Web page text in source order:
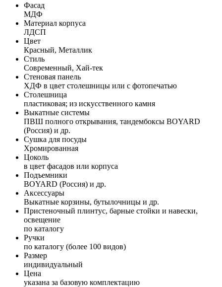
Фасад
МДФ
Материал корпуса
ЛДСП
Цвет
Красный, Металлик
Стиль
Современный, Хай-тек
Стеновая панель
ХДФ в цвет столешницы или с фотопечатью
Столешница
пластиковая; из искусственного камня
Выкатные системы
ПВШ полного открывания, тандембоксы BOYARD
(Россия) и др.
Сушка для посуды
Хромированная
Цоколь
в цвет фасадов или корпуса
Подъемники
BOYARD (Россия) и др.
Аксессуары
Выкатные корзины, бутылочницы и др.
Пристеночный плинтус, барные стойки и навески,
освещение
по каталогу
Ручки
по каталогу (более 100 видов)
Размер
индивидуальный
Цена
указана за базовую комплектацию